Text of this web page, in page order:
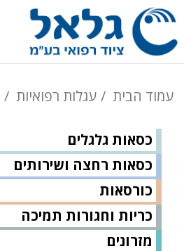
עמוד הבית עגלות רפואיות
כסאות גלגלים
כסאות רחצה ושירותים
כורסאות
כריות וחגורות תמיכה
מזרונים